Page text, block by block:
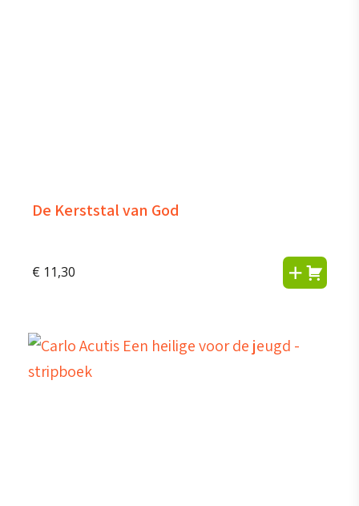
De Kerststal van God
€ 11,30